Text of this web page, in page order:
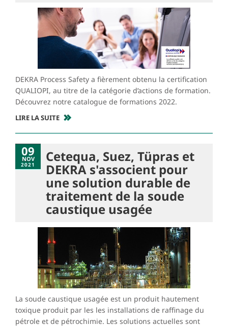
DEKRA Process Safety a fièrement obtenu la certification
QUALIOPI, au titre de la catégorie d’actions de formation.
Découvrez notre catalogue de formations 2022.
LIRE LA SUITE
09
NOV
2021 Cetequa, Suez, Tüpras et
DEKRA s'associent pour
une solution durable de
traitement de la soude
caustique usagée
La soude caustique usagée est un produit hautement
toxique produit par les les installations de raffinage du
pétrole et de pétrochimie. Les solutions actuelles sont